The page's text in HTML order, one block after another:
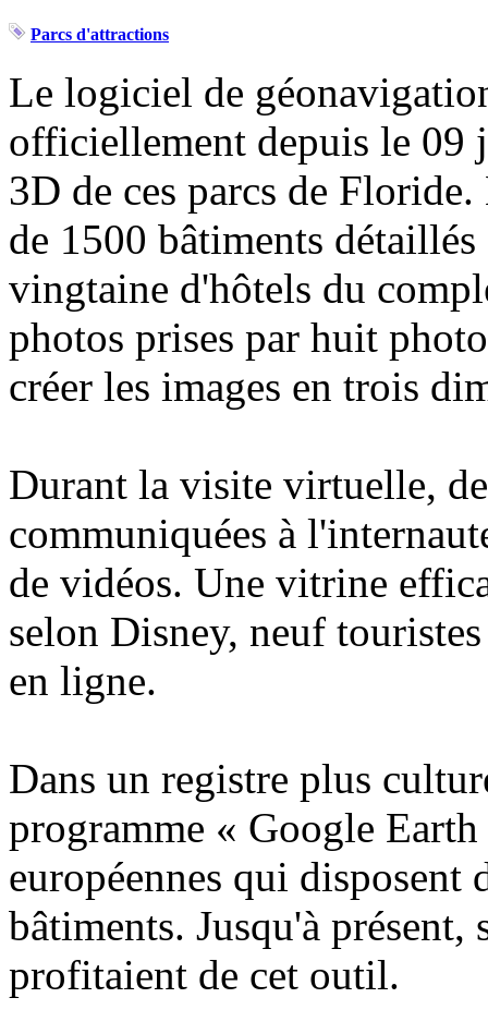
Parcs d'attractions
Le logiciel de
officiellement depuis le 09
3D de ces parcs de
de 1500 bâtiments
vingtaine d'hôtels du
photos prises par huit
créer les images en trois
Durant la visite virtuelle,
communiquées à
de vidéos. Une vitrine
selon Disney, neuf
en ligne.
Dans un registre plus
programme « Google
européennes qui
bâtiments. Jusqu'à
profitaient de cet outil.